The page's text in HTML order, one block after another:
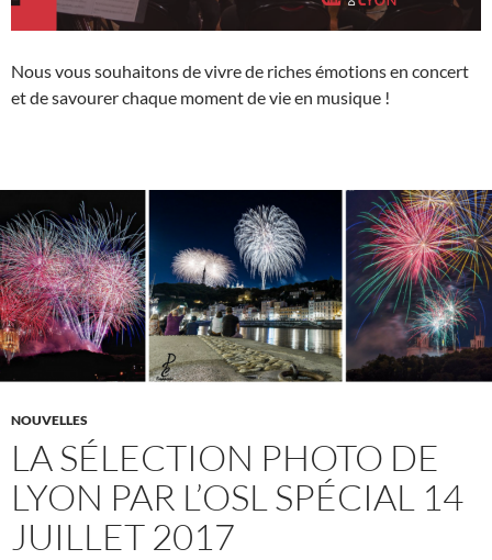
Nous vous souhaitons de vivre de riches émotions en concert
et de savourer chaque moment de vie en musique !
NOUVELLES
LA SÉLECTION PHOTO DE
LYON PAR L’OSL SPÉCIAL 14
JUILLET 2017